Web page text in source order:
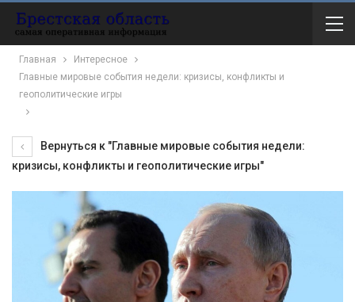
Главная
Интересное
Главные мировые события недели: кризисы, конфликты и
геополитические игры
Вернуться к "Главные мировые события недели:
кризисы, конфликты и геополитические игры"